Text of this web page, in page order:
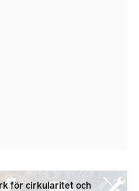
för cirkularitet och